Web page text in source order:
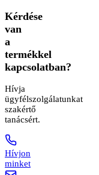
Kérdése
van
a
termékkel
kapcsolatban?
Hívja
ügyfélszolgálatunkat
szakértő
tanácsért.
Hívjon
minket